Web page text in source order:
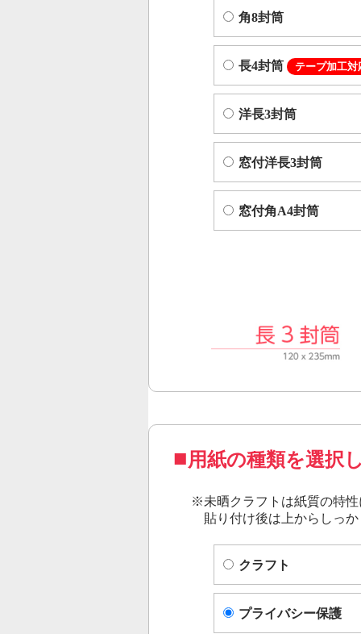
角8封筒
長4封筒 テープ加工対
洋長3封筒
窓付洋長3封筒
窓付角A4封筒
用紙の種類を選択
※未晒クラフト は紙質の特
貼り付け後は上からしっ
クラフト
プライバシー保護